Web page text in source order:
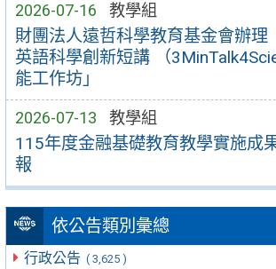
2026-07-16 教學組
財團法人遠哲科學教育基金會辦理
英語科學創新短講 （
能工作坊」
2026-07-13 教學組
115年度金融基礎教育教學實施成
報
依公告類別彙總
行政公告 ( 3,625 )